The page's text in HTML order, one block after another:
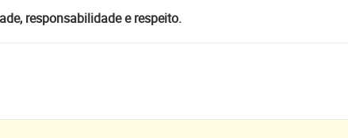
responsabilidade e respeito.